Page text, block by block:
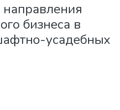
бизнеса в
усадебных